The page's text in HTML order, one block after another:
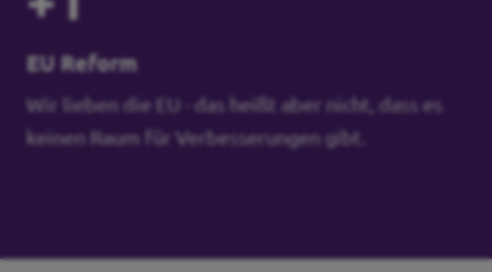
EU Reform
Wir lieben die EU - das heißt aber nicht, dass es
keinen Raum für Verbesserungen gibt.